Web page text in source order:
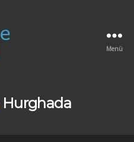
Menü
Hurghada